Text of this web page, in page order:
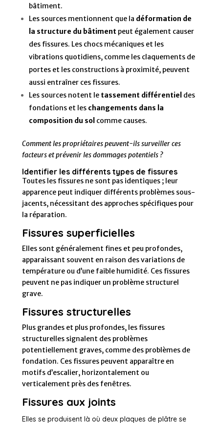
bâtiment.
Les sources mentionnent que la déformation de
la structure du bâtimentpeut également causer
des fissures. Les chocs mécaniques et les
vibrations quotidiens, comme les claquements de
portes et les constructions à proximité, peuvent
aussi entraîner ces fissures.
Les sources notent le tassement différentiel des
fondations et les changements dans la
composition du sol comme causes.
Comment les propriétaires peuvent-ils surveiller ces
facteurs et prévenir les dommages potentiels ?
Identifier les différents types de fissures
Toutes les fissures ne sont pas identiques ; leur
apparence peut indiquer différents problèmes sous-
jacents, nécessitant des approches spécifiques pour
la réparation.
Fissures superficielles
Elles sont généralement fines et peu profondes,
apparaissant souvent en raison des variations de
température ou d’une faible humidité. Ces fissures
peuvent ne pas indiquer un problème structurel
grave.
Fissures structurelles
Plus grandes et plus profondes, les fissures
structurelles signalent des problèmes
potentiellement graves, comme des problèmes de
fondation. Ces fissures peuvent apparaître en
motifs d’escalier, horizontalement ou
verticalement près des fenêtres.
Fissures aux joints
Elles se produisent là où deux plaques de plâtre se